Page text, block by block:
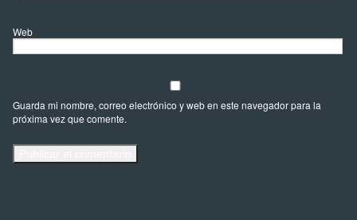
Web
Guarda mi nombre, correo electrónico y web en este navegador para la
próxima vez que comente.